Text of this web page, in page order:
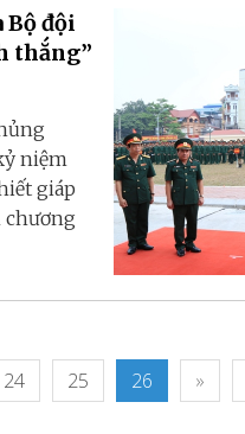
Bộ đội
thắng”
niệm
giáp
chương
24 25 26 »